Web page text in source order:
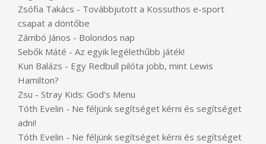
Zsófia Takács - Továbbjutott a Kossuthos e-sport
csapat a döntőbe
Zámbó János - Bolondos nap
Sebők Máté - Az egyik legélethűbb játék!
Kun Balázs - Egy Redbull pilóta jobb, mint Lewis
Hamilton?
Zsu - Stray Kids: God’s Menu
Tóth Evelin - Ne féljünk segítséget kérni és segítséget
adni!
Tóth Evelin - Ne féljünk segítséget kérni és segítséget